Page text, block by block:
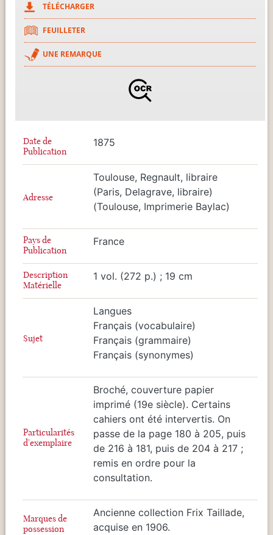
TÉLÉCHARGER
FEUILLETER
UNE REMARQUE
Date de
Publication
1875
Adresse
Toulouse, Regnault, libraire
(Paris, Delagrave, libraire)
(Toulouse, Imprimerie Baylac)
Pays de
Publication
France
Description
Matérielle
1 vol. (272 p.) ; 19 cm
Sujet
Langues
Français (vocabulaire)
Français (grammaire)
Français (synonymes)
Particularités
d'exemplaire
Broché, couverture papier
imprimé (19e siècle). Certains
cahiers ont été intervertis. On
passe de la page 180 à 205, puis
de 216 à 181, puis de 204 à 217 ;
remis en ordre pour la
consultation.
Marques de
possession
Ancienne collection Frix Taillade,
acquise en 1906.